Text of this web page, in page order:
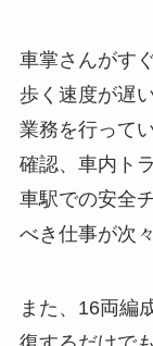
車掌さんがす
歩く速度が遅
業務を行って
確認、車内ト
車駅での安全
べき仕事が次
また、16両編